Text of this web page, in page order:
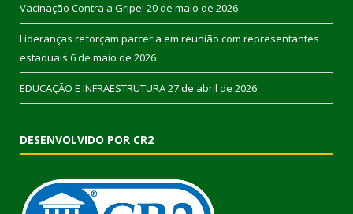
Vacinação Contra a Gripe! 20 de maio de 2026
Lideranças reforçam parceria em reunião com representantes
estaduais 6 de maio de 2026
EDUCAÇÃO E INFRAESTRUTURA27 de abril de 2026
DESENVOLVIDO POR CR2